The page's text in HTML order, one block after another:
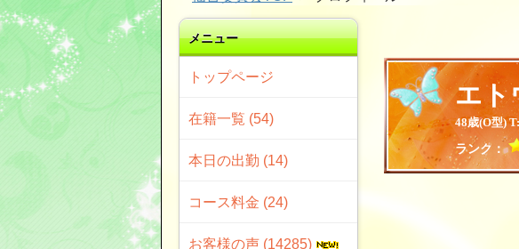
メニュー
トップページ
在籍一覧 (54)
本日の出勤 (14)
コース料金 (24)
お客様の声 (14285)
エト
48歳(O型)
ランク：